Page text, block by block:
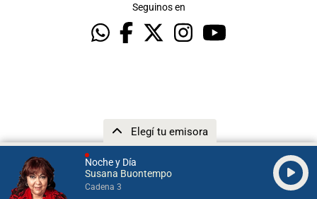
Noche y Día
Susana Buontempo
Cadena 3
Elegí tu emisora
Seguinos en